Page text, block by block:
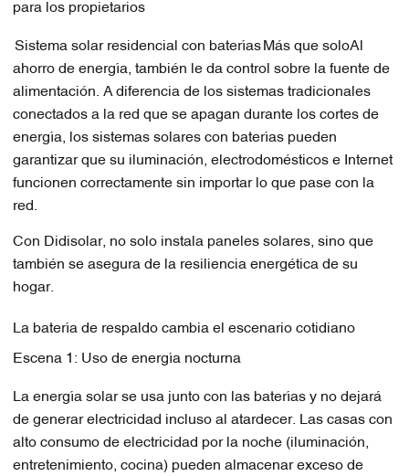
para los propietarios
Sistema solar residencial con baterías Más que soloAl
ahorro de energía, también le da control sobre la fuente de
alimentación. A diferencia de los sistemas tradicionales
conectados a la red que se apagan durante los cortes de
energía, los sistemas solares con baterías pueden
garantizar que su iluminación, electrodomésticos e Internet
funcionen correctamente sin importar lo que pase con la
red.
Con Didisolar, no solo instala paneles solares, sino que
también se asegura de la resiliencia energética de su
hogar.
La batería de respaldo cambia el escenario cotidiano
Escena 1: Uso de energía nocturna
La energía solar se usa junto con las baterías y no dejará
de generar electricidad incluso al atardecer. Las casas con
alto consumo de electricidad por la noche (iluminación,
entretenimiento, cocina) pueden almacenar exceso de